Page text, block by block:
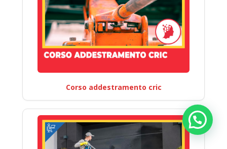
Corso addestramento cric